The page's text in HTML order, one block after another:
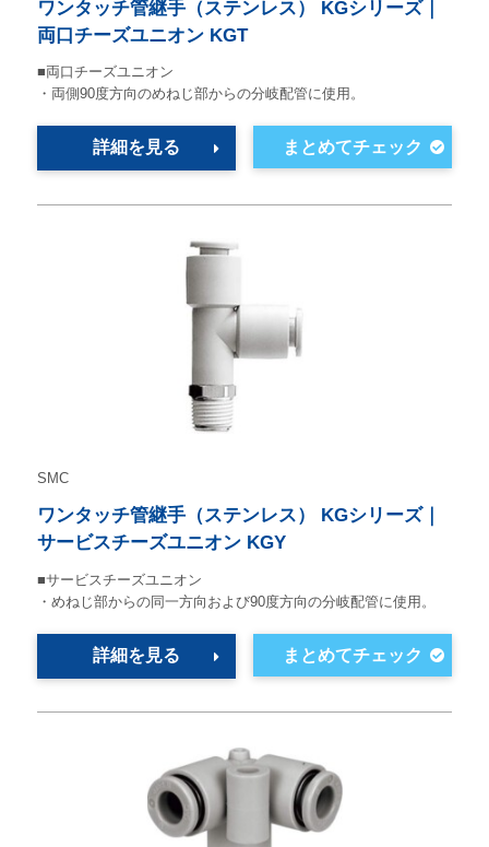
ワンタッチ管継手（ステンレス） KGシリーズ｜
両口チーズユニオン KGT
■両口チーズユニオン
・両側90度方向のめねじ部からの分岐配管に使用。
詳細を見る
SMC
ワンタッチ管継手（ステンレス） KGシリーズ｜
サービスチーズユニオン KGY
■サービスチーズユニオン
・めねじ部からの同一方向および90度方向の分岐配管に使用。
詳細を見る